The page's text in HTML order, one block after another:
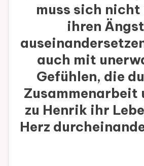
muss sich
ihren
auch mit
Gefühlen, die
Zusammenarbeit
zu Henrik ihr
Herz